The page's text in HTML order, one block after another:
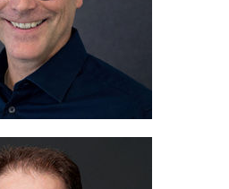
+49 2058 774 9127
+49 160 97945 684
Wolf